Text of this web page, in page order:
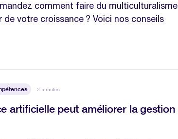
comment faire du multiculturalisme
votre croissance ? Voici nos conseils
2 minutes
artificielle peut améliorer la gestion